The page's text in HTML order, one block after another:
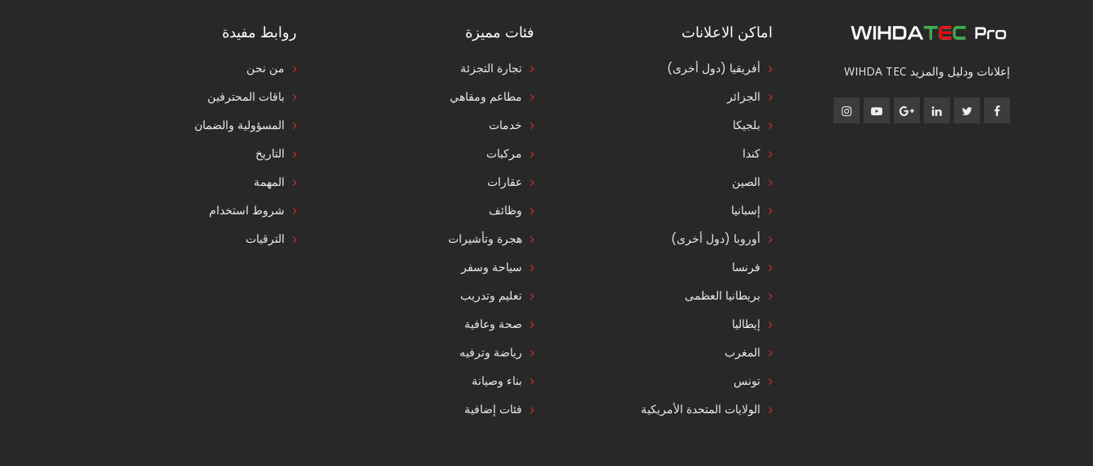
إعلانات ودليل والمزيد WIHDA TEC
اماكن الاعلانات
أفريقيا (دول أخرى)
الجزائر
بلجيكا
كندا
الصين
إسبانيا
أوروبا (دول أخرى)
فرنسا
بريطانيا العظمى
إيطاليا
المغرب
تونس
الولايات المتحدة الأمريكية
فئات مميزة
تجارة التجزئة
مطاعم ومقاهي
خدمات
مركبات
عقارات
وظائف
هجرة وتأشيرات
سياحة وسفر
تعليم وتدريب
صحة وعافية
رياضة وترفيه
بناء وصيانة
فئات إضافية
روابط مفيدة
من نحن
باقات المحترفين
المسؤولية والضمان
التاريخ
المهمة
شروط استخدام
الترقيات